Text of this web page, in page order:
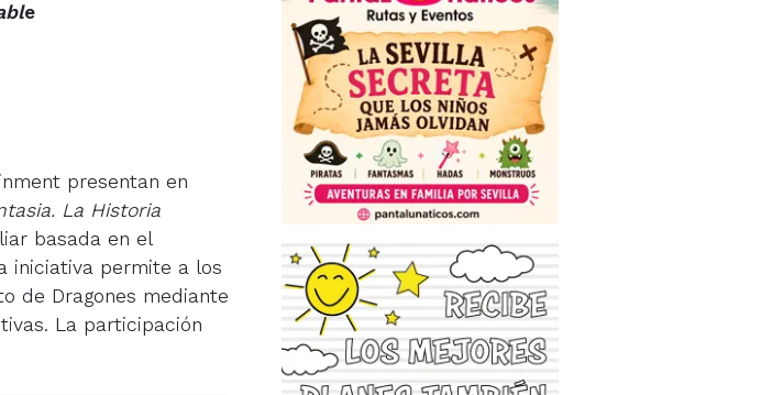
e
presentan en
La Historia
basada en el
iniciativa permite a los
de Dragones mediante
La participación